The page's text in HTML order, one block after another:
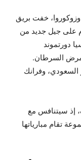
وزوكوروا، خفت بريق
على جيل جديد من
دورتموند
مرض السرطان.
وفرانك
إذ سيتنافس مع
تقام مبارياتها